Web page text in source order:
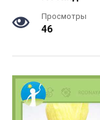
Просмотры
46